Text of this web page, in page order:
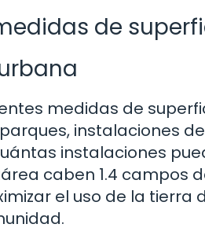
de
medidas de
instalaciones
instalaciones
caben 1.4 campos
el uso de la tierra